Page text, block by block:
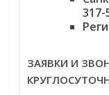
317-
ЗАЯВКИ И